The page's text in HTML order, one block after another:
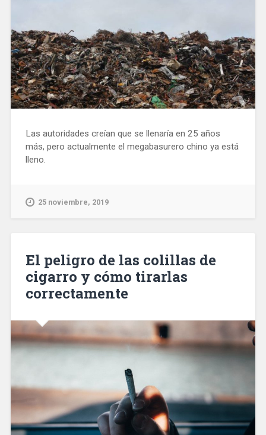
Las autoridades creían que se llenaría en 25 años
más, pero actualmente el megabasurero chino ya está
lleno.
25 noviembre, 2019
El peligro de las colillas de
cigarro y cómo tirarlas
correctamente